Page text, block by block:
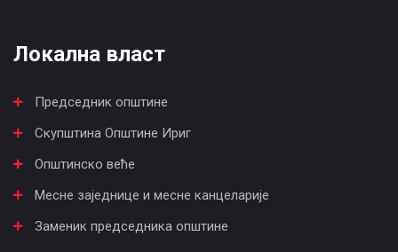
Локална власт
Председник општине
Скупштина Општине Ириг
Општинско веће
Месне заједнице и месне канцеларије
Заменик председника општине